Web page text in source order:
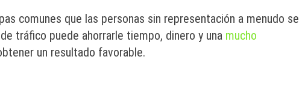
comunes que las personas sin representación a menudo se
tráfico puede ahorrarle tiempo, dinero y una mucho
un resultado favorable.